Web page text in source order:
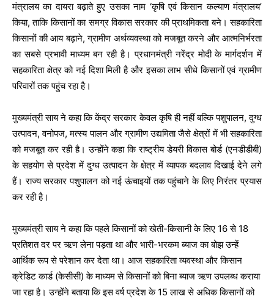
मंत्रालय का दायरा बढ़ाते हुए उसका नाम ‘कृषि एवं किसान कल्याण मंत्रालय’
किया, ताकि किसानों का समग्र विकास सरकार की प्राथमिकता बने। सहकारिता
किसानों की आय बढ़ाने, ग्रामीण अर्थव्यवस्था को मजबूत करने और आत्मनिर्भरता
का सबसे प्रभावी माध्यम बन रही है। प्रधानमंत्री नरेंद्र मोदी के मार्गदर्शन में
सहकारिता क्षेत्र को नई दिशा मिली है और इसका लाभ सीधे किसानों एवं ग्रामीण
परिवारों तक पहुंच रहा है।
मुख्यमंत्री साय ने कहा कि केंद्र सरकार केवल कृषि ही नहीं बल्कि पशुपालन, दुग्ध
उत्पादन, वनोपज, मत्स्य पालन और ग्रामीण उद्यमिता जैसे क्षेत्रों में भी सहकारिता
को मजबूत कर रही है। उन्होंने कहा कि राष्ट्रीय डेयरी विकास बोर्ड (एनडीडीबी)
के सहयोग से प्रदेश में दुग्ध उत्पादन के क्षेत्र में व्यापक बदलाव दिखाई देने लगे
हैं। राज्य सरकार पशुपालन को नई ऊंचाइयों तक पहुंचाने के लिए निरंतर प्रयास
कर रही है।
मुख्यमंत्री साय ने कहा कि पहले किसानों को खेती-किसानी के लिए 16 से 18
प्रतिशत दर पर ऋण लेना पड़ता था और भारी-भरकम ब्याज का बोझ उन्हें
आर्थिक रूप से परेशान कर देता था। आज सहकारिता व्यवस्था और किसान
क्रेडिट कार्ड (केसीसी) के माध्यम से किसानों को बिना ब्याज ऋण उपलब्ध कराया
जा रहा है। उन्होंने बताया कि इस वर्ष प्रदेश के 15 लाख से अधिक किसानों को